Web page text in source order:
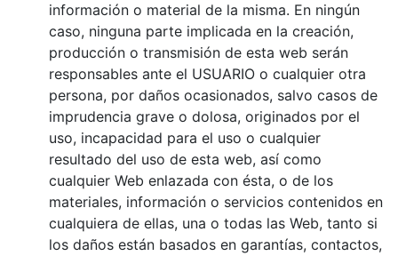
información o material de la misma. En ningún
caso, ninguna parte implicada en la creación,
producción o transmisión de esta web serán
responsables ante el USUARIO o cualquier otra
persona, por daños ocasionados, salvo casos de
imprudencia grave o dolosa, originados por el
uso, incapacidad para el uso o cualquier
resultado del uso de esta web, así como
cualquier Web enlazada con ésta, o de los
materiales, información o servicios contenidos en
cualquiera de ellas, una o todas las Web, tanto si
los daños están basados en garantías, contactos,